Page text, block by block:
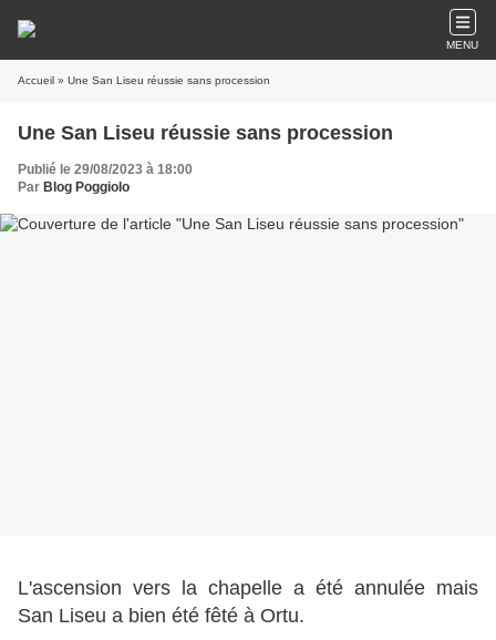
MENU
Accueil » Une San Liseu réussie sans procession
Une San Liseu réussie sans procession
Publié le 29/08/2023 à 18:00
Par Blog Poggiolo
L'ascension vers la chapelle a été annulée mais
San Liseu a bien été fêté à Ortu.